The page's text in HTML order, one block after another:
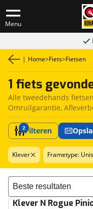
Menu
| Home>Fiets>Fietsen
1 fiets
Alle tweedehands
Omruilgarantie,
2Filteren
Klever Frametype:
Sorteer resultaten
Klever N Rogue